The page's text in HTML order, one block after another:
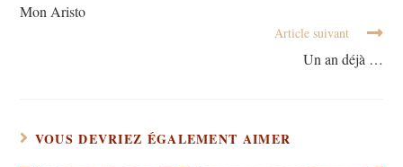
Mon Aristo
Article suivant
Un an déjà …
VOUS DEVRIEZ ÉGALEMENT AIMER